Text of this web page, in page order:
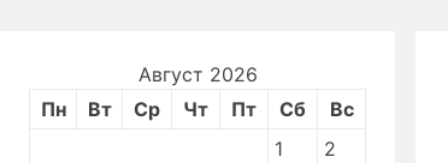
Август 2026
Пн
Вт Ср Чт Пт Сб
Вс
1
2